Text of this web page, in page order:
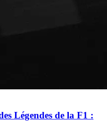
Légendes de la F1 :